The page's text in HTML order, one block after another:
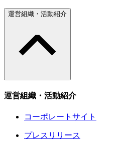
運営組織・活動紹介
運営組織・活動紹介
コーポレートサイト
プレスリリース